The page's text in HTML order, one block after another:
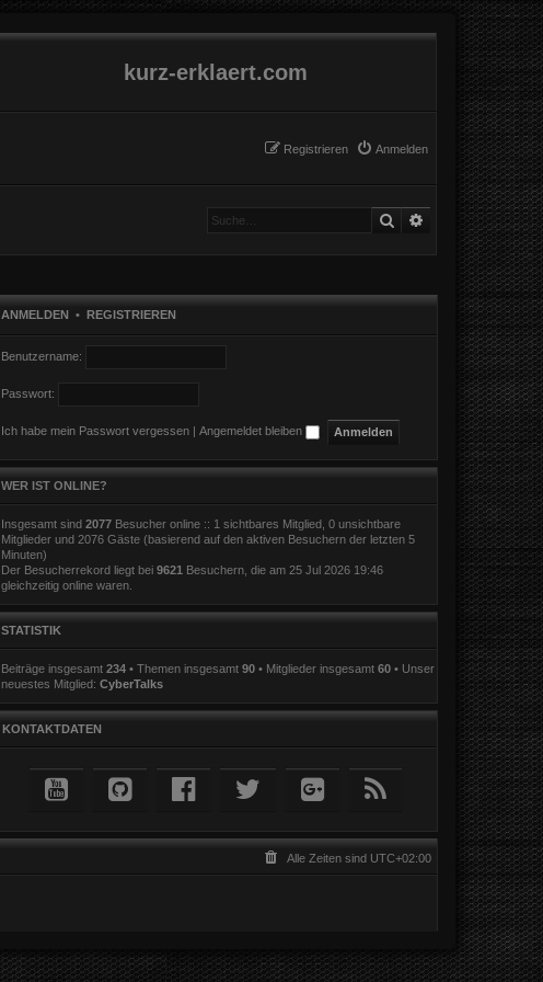
kurz-erklaert.com
Anmelden
Registrieren
Suche Erweiterte Suche
ANMELDEN • REGISTRIEREN
Benutzername:
Passwort:
Ich habe mein Passwort vergessen Angemeldet bleiben
WER IST ONLINE?
Insgesamt sind 2077Besucher online :: 1 sichtbares Mitglied, 0 unsichtbare
Mitglieder und 2076 Gäste (basierend auf den aktiven Besuchern der letzten 5
Minuten)
Der Besucherrekord liegt bei 9621 Besuchern, die am 25 Jul 2026 19:46
gleichzeitig online waren.
STATISTIK
Beiträge insgesamt 234• Themen insgesamt 90• Mitglieder insgesamt 60• Unser
neuestes Mitglied: CyberTalks
KONTAKTDATEN
Alle Zeiten sind UTC+02:00